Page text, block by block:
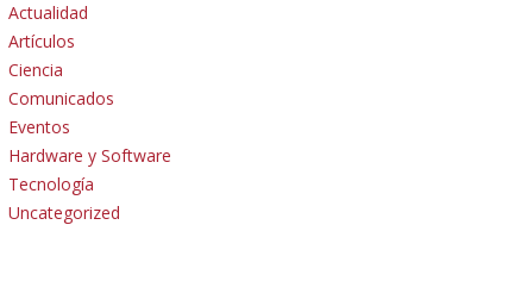
Actualidad
Artículos
Ciencia
Comunicados
Eventos
Hardware y Software
Tecnología
Uncategorized